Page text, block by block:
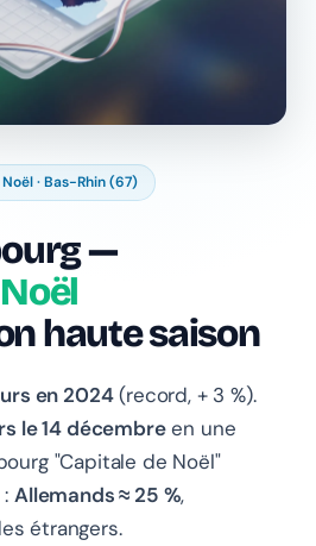
· Bas-Rhin (67)
—
haute saison
en 2024(record, + 3 %).
le 14 décembreen une
"Capitale de Noël"
:Allemands ≈ 25 %,
étrangers.
How can I help?